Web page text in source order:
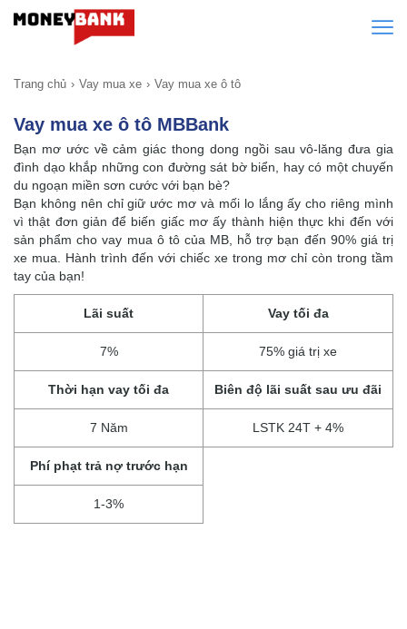
Trang chủ Vay mua xe Vay mua xe ô tô
Vay mua xe ô tô MBBank
Bạn mơ ước về cảm giác thong dong ngồi sau vô-lăng đưa gia
đình dạo khắp những con đường sát bờ biển, hay có một chuyến
du ngoạn miền sơn cước với bạn bè?
Bạn không nên chỉ giữ ước mơ và mối lo lắng ấy cho riêng mình
vì thật đơn giản để biến giấc mơ ấy thành hiện thực khi đến với
sản phẩm cho vay mua ô tô của MB, hỗ trợ bạn đến 90% giá trị
xe mua. Hành trình đến với chiếc xe trong mơ chỉ còn trong tầm
tay của bạn!
Lãi suất
7%
Vay tối đa
75% giá trị xe
Thời hạn vay tối đa
7 Năm
Biên độ lãi suất sau ưu đãi
LSTK 24T + 4%
Phí phạt trả nợ trước hạn
1-3%